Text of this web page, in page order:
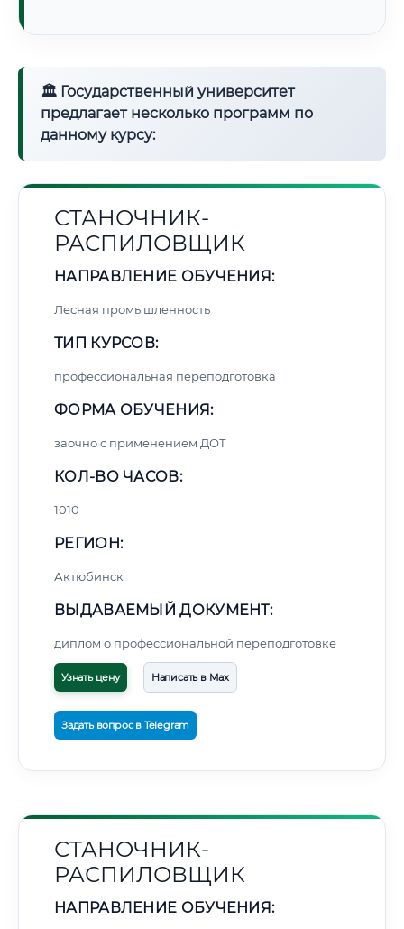
🏛 Государственный университет
предлагает несколько программ по
данному курсу:
СТАНОЧНИК-
РАСПИЛОВЩИК
НАПРАВЛЕНИЕ ОБУЧЕНИЯ:
Лесная промышленность
ТИП КУРСОВ:
профессиональная переподготовка
ФОРМА ОБУЧЕНИЯ:
заочно с применением ДОТ
КОЛ-ВО ЧАСОВ:
1010
РЕГИОН:
Актюбинск
ВЫДАВАЕМЫЙ ДОКУМЕНТ:
диплом о профессиональной переподготовке
Узнать цену Написать в Max
Задать вопрос в Telegram
СТАНОЧНИК-
РАСПИЛОВЩИК
НАПРАВЛЕНИЕ ОБУЧЕНИЯ: